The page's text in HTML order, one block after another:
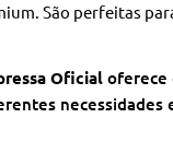
São perfeitas
Oficial oferece
necessidades